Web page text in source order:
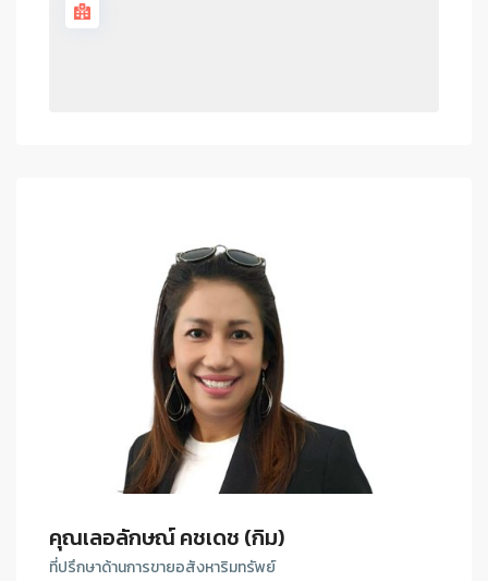
คุณเลอลักษณ์ คชเดช (กิม)
ที่ปรึกษาด้านการขายอสังหาริมทรัพย์